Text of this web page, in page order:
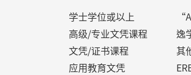
学士学位或以上
高级/专业文凭课程
文凭/证书课程
应用教育文凭
逸
其